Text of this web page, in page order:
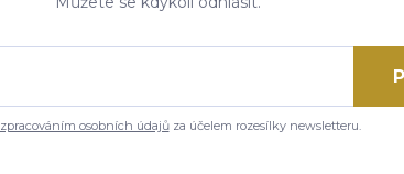
zpracováním osobních údajůza účelem rozesílky newsletteru.